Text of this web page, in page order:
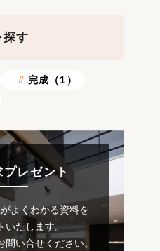
す
完成（1）
レゼント
よくわかる資料を
いたします。
い合せください。